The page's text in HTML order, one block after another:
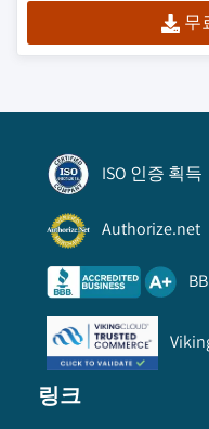
무
ISO 인증 획득
Authorize.net
링크